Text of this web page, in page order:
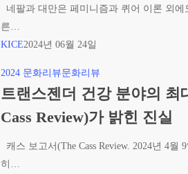
의
시
이
해
하
국
의
동
혼
합
네팔과 대만은 페미니즘과 퀴어 이론 외
른…
KICE2024년 06월 24일
트
랜
더
건
2024 문화리뷰문화리뷰
트랜스젠더 건강 분야의 최
Cass Review)가 밝힌 진실
캐스 보고서(The Cass Review. 2024년 4
히…